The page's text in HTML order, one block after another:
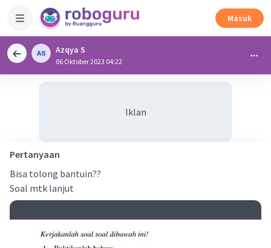
Masuk
Azqya S
06 Oktober 2023 04:22
Iklan
Pertanyaan
Bisa tolong bantuin??
Soal mtk lanjut